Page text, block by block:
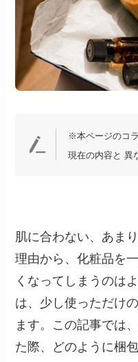
※本ページのコ
現在の内容と 異
肌に合わない、あま
理由から、化粧品を
くなってしまうのは
は、少し使っただけ
ます。この記事では
た際、どのように梱